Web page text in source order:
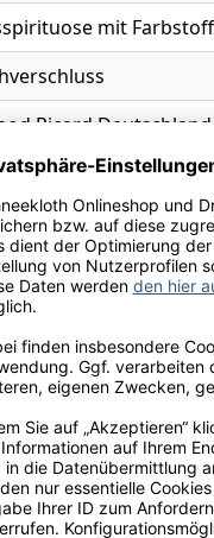
mit
Ricard